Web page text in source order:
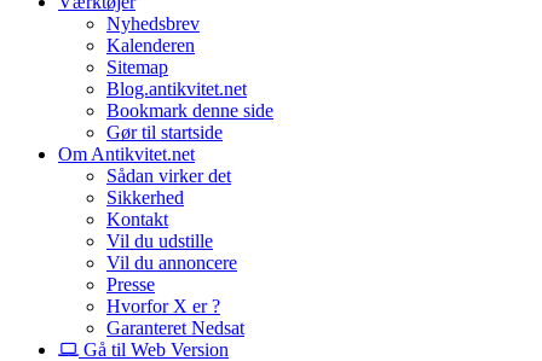
Nyhedsbrev
Kalenderen
Sitemap
Blog.antikvitet.net
Bookmark denne side
Gør til startside
Om Antikvitet.net
Sådan virker det
Sikkerhed
Kontakt
Vil du udstille
Vil du annoncere
Presse
Hvorfor X er ?
Garanteret Nedsat
Gå til Web Version